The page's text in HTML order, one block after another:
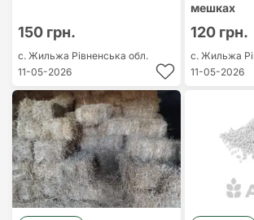
150 грн.
с. Жильжа Рівненська обл.
11-05-2026
мешках
120 грн.
с. Жильжа
11-05-2026